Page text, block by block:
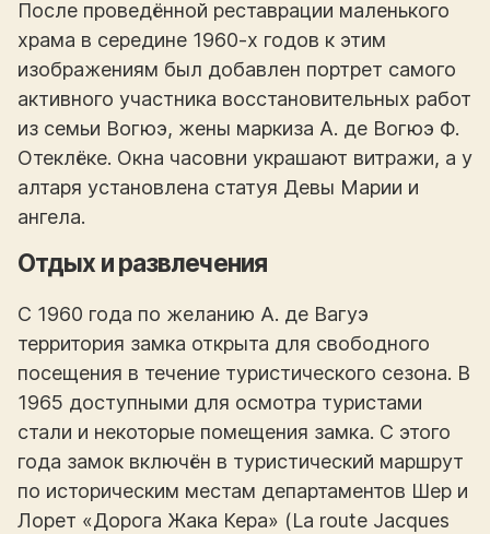
После проведённой реставрации маленького
храма в середине 1960-х годов к этим
изображениям был добавлен портрет самого
активного участника восстановительных работ
из семьи Вогюэ, жены маркиза А. де Вогюэ Ф.
Отеклёке. Окна часовни украшают витражи, а у
алтаря установлена статуя Девы Марии и
ангела.
Отдых и развлечения
С 1960 года по желанию А. де Вагуэ
территория замка открыта для свободного
посещения в течение туристического сезона. В
1965 доступными для осмотра туристами
стали и некоторые помещения замка. С этого
года замок включён в туристический маршрут
по историческим местам департаментов Шер и
Лорет «Дорога Жака Кера» (La route Jacques